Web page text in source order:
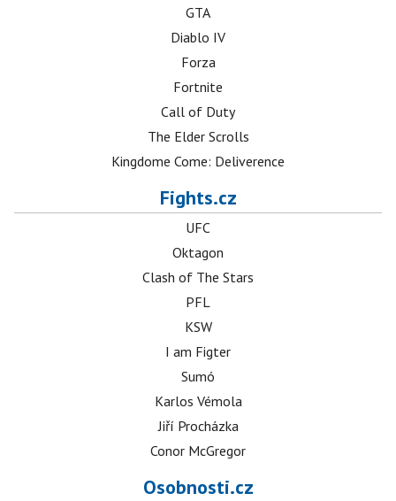
GTA
Diablo IV
Forza
Fortnite
Call of Duty
The Elder Scrolls
Kingdome Come: Deliverence
Fights.cz
UFC
Oktagon
Clash of The Stars
PFL
KSW
I am Figter
Sumó
Karlos Vémola
Jiří Procházka
Conor McGregor
Osobnosti.cz